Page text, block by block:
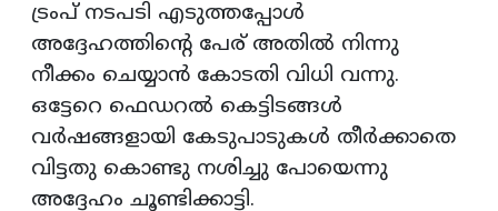
ട്രംപ് നടപടി എടുത്തപ്പോൾ
അദ്ദേഹത്തിന്റെ പേര് അതിൽ നിന്നു
നീക്കം ചെയ്യാൻ കോടതി വിധി വന്നു.
ഒട്ടേറെ ഫെഡറൽ കെട്ടിടങ്ങൾ
വർഷങ്ങളായി കേടുപാടുകൾ തീർക്കാതെ
വിട്ടതു കൊണ്ടു നശിച്ചു പോയെന്നു
അദ്ദേഹം ചൂണ്ടിക്കാട്ടി.